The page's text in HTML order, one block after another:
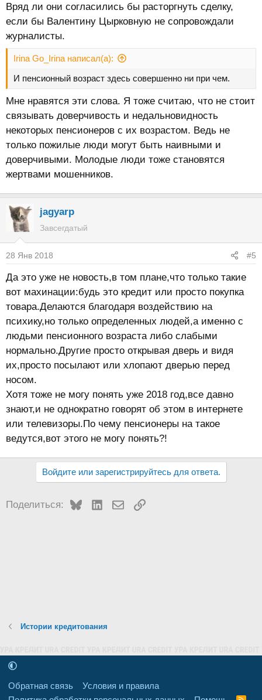
Вряд ли они согласились бы расторгнуть сделку,
если бы Валентину Цырковную не сопровождали
журналисты.
Irina Go_Irina написал(а):
И пенсионный возраст здесь совершенно ни при чем.
Мне нравятся эти слова. Я тоже считаю, что не стоит
связывать доверчивость и недальновидность
некоторых пенсионеров с их возрастом. Ведь не
только пожилые люди могут быть наивными и
доверчивыми. Молодые люди тоже становятся
жертвами мошенников.​
jagyarp
Завсегдатый
28 Янв 2018 #5
Да это уже не новость,в том плане,что только такие
вот махинации:будь это кредит или просто покупка
товара.Делаются благодаря воздействию на
психику,но только определенных людей,а именно с
людьми пенсионного возраста либо слабыми
нормально.Другие просто открывая дверь и видя
их,просто посылают или хлопают дверью перед
носом.
Хотя тоже не могу понять уже 2018 год,все давно
знают,и не однократно говорят об этом в интернете
или телевизоры.По чему пенсионеры на такое
ведутся,вот этого не могу понять?!
Войдите или зарегистрируйтесь для ответа.
Поделиться: BlueskyLinkedInЭлектронная почта
Ссылка
Истории кредитования
Обратная связь
Условия и правила